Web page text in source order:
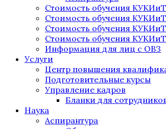
Стоимость обучения
Стоимость обучения
Стоимость обучения
Стоимость обучения
Информация для лиц с ОВЗ
Услуги
Центр повышения
Подготовительные курсы
Управление кадров
Бланки для
Наука
Аспирантура